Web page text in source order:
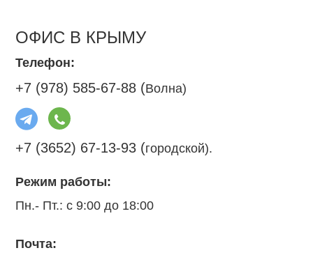
ОФИС В КРЫМУ
Телефон:
+7 (978) 585-67-88 (Волна)
+7 (3652) 67-13-93 (городской).
Режим работы:
Пн.- Пт.: с 9:00 до 18:00
Почта: